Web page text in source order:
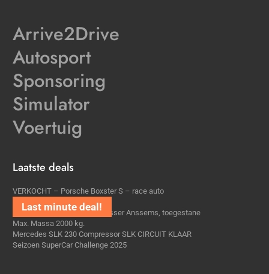
Arrive2Drive
Autosport
Sponsoring
Simulator
Voertuig
Laatste deals
VERKOCHT – Porsche Boxster S – race auto
BRLV6 trackday plek
VERKOCHT – Aanhanger 2 asser Anssems, toegestane
Max. Massa 2000 kg.
Mercedes SLK 230 Compressor SLK CIRCUIT KLAAR
Seizoen SuperCar Challenge 2025